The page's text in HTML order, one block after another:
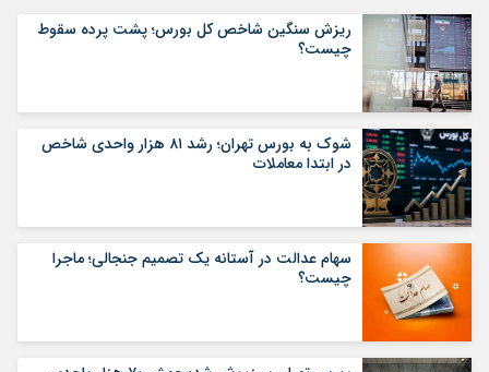
ریزش سنگین شاخص کل بورس؛ پشت پرده سقوط
چیست؟
شوک به بورس تهران؛ رشد ۸۱ هزار واحدی شاخص
در ابتدا معاملات
سهام عدالت در آستانه یک تصمیم جنجالی؛ ماجرا
چیست؟